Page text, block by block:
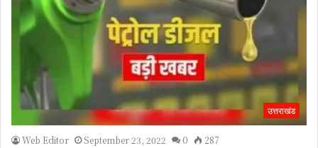
उत्तराखंड
Web Editor September 23, 2022 0 287